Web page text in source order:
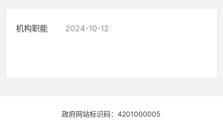
机构职能 2024-10-12
政府网站标识码：4201000005